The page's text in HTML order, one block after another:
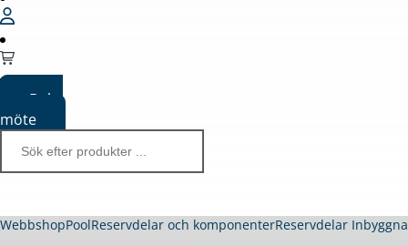
Boka
möte
WebbshopPoolReservdelar och komponenterReservdelar